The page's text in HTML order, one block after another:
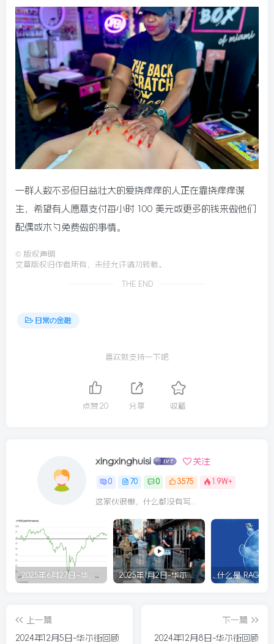
一群人数不多但日益壮大的爱挠痒痒的人正在靠挠痒痒谋
生，希望有人愿意支付每小时 100 美元或更多的钱来做他们
配偶或木勺免费做的事情。
© 版权声明
文章版权归作者所有，未经允许请勿转载。
THE END
日常の金融
喜欢就支持一下吧
点赞 20 分享 收藏
xingxinghuisi 关注
0 70 0 3575 1.9W+
这家伙很懒，什么都没有写...
2025年6月27日–华尔街回顾 2025年1月2日-华尔街回顾 什么是 RAG？
上一篇
2024年12月5日-华尔街回顾
下一篇
2024年12月8日-华尔街回顾